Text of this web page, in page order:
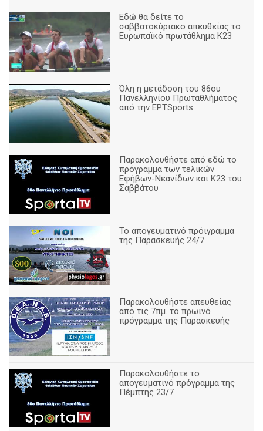
Εδώ θα δείτε το
σαββατοκύριακο απευθείας το
Ευρωπαϊκό πρωτάθλημα Κ23
Όλη η μετάδοση του 86ου
Πανελληνίου Πρωταθλήματος
από την ΕΡΤSports
Παρακολουθήστε από εδώ το
πρόγραμμα των τελικών
Εφήβων-Νεανίδων και Κ23 του
Σαββάτου
Το απογευματινό πρόιγραμμα
της Παρασκευής 24/7
Παρακολουθήστε απευθείας
από τις 7πμ. το πρωινό
πρόγραμμα της Παρασκευής
Παρακολουθήστε το
απογευματινό πρόγραμμα της
Πέμπτης 23/7